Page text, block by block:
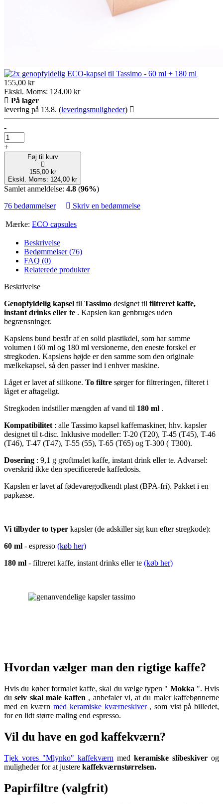
155,00 kr
Ekskl. Moms: 124,00 kr
På lager
levering på 13.8. (leveringsmuligheder)
-
+
Føj til kurv
155,00 kr
Ekskl. Moms: 124,00 kr
Samlet anmeldelse: 4.8 (96%)
76 bedømmelser
Skriv en bedømmelse
Mærke: ECO capsules
Beskrivelse
Bedømmelser (76)
FAQ (0)
Relaterede produkter
Beskrivelse
Genopfyldelig kapsel til Tassimo designet til filtreret kaffe,
instant drinks eller te . Kapslen kan genbruges uden
begrænsninger.
Kapslens bund består af en solid plastikdel, som har samme
volumen i 60 ml og 180 ml versionerne, den eneste forskel er
stregkoden. Kapslens højde er den samme som den originale
mælkekapsel, så den passer ind i enhver maskine.
Låget er lavet af silikone. To filtre sørger for filtreringen, filteret i
låget er aftageligt.
Stregkoden indstiller mængden af vand til 180 ml .
Kompatibilitet : alle Tassimo kapsel kaffemaskiner, hhv. kapsler
designet til t-disc. Inklusive modeller: T-20 (T20), T-45 (T45), T-46
(T46), T-47 (T47), T-55 (55), T-65 (T65) og T-300 ( T300).
Dosering : 9,1 g groftmalet kaffe, instant drink eller te. Advarsel:
overskrid ikke den specificerede kaffedosis.
Kapslen er lavet af fødevaregodkendt plast (BPA-fri). Pakket i en
papkasse.
Vi tilbyder to typer kapsler (de adskiller sig kun efter stregkode):
60 ml - espresso (køb her)
180 ml - filtreret kaffe, instant drinks eller te (køb her)
Hvordan vælger man den rigtige kaffe?
Hvis du køber formalet kaffe, skal du vælge typen " Mokka ". Hvis
duselv skal male kaffen , anbefaler vi, at du maler kaffebønnerne
med en kværnmed keramiske kværneskiver, som vist på billedet,
for en lidt større maling end espresso.
Vil du have en god kaffekværn?
Tjek vores "Mlynko" kaffekværn med keramiske slibeskiver og
muligheder for at justere kaffekværnstørrelsen.
Papirfiltre (valgfrit)